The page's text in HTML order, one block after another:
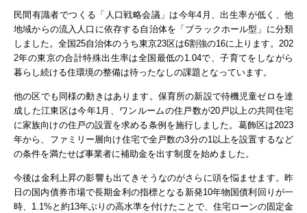
民間有識者でつくる「人口戦略会議」は今年4月、出生率が低く、他
地域からの流入人口に依存する自治体を「ブラックホール型」に分類
しました。全国25自治体のうち東京23区は6割強の16に上ります。202
2年の東京の合計特殊出生率は全国最低の1.04で、子育てをしながら
暮らし続ける住環境の整備は待ったなしの課題となっています。
他の区でも同様の動きはあります。保育所の新設で待機児童ゼロを達
成した江東区は今年1月、ワンルームの住戸数が20戸以上の共同住宅
に家族向けの住戸の設置を求める条例を施行しました。葛飾区は2023
年から、ファミリー層向け住宅で全戸数の3分の1以上を設置するなど
の条件を満たせば事業者に補助金を出す制度を始めました。
今後は金利上昇の影響も出てきそうなのがさらに頭を悩ませます。昨
日の国内債券市場で長期金利の指標となる新発10年物国債利回りが一
時、1.1%と約13年ぶりの高水準を付けたことで、住宅ローンの固定金